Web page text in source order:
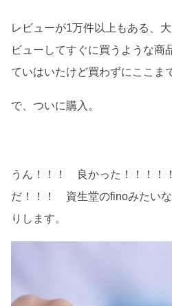
レビューが1万件以上もある、
ビューしてすぐに買うような商
ていはいたけど買わずにここま
で、ついに購入。
うん！！！ 良かった！！！！
だ！！！ 資生堂のfinoみたい
りします。